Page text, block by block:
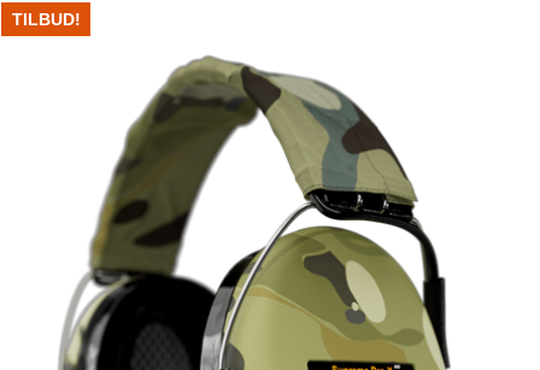
TILBUD!